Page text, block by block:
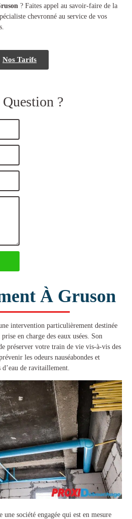
? Faites appel au savoir-faire de la
chevronné au service de vos
Nos Tarifs
?
À Gruson
intervention particulièrement destinée
en charge des eaux usées. Son
préserver votre train de vie vis-à-vis des
les odeurs nauséabondes et
de ravitaillement.
une société engagée qui est en mesure